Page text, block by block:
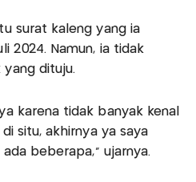
surat kaleng yang ia
2024. Namun, ia tidak
yang dituju.
karena tidak banyak kenal
situ, akhirnya ya saya
beberapa," ujarnya.